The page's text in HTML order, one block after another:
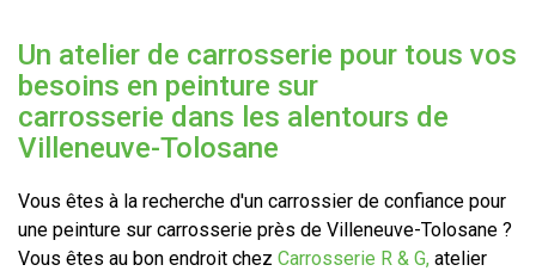
Un atelier de carrosserie pour tous vos
besoins en peinture sur
carrosserie dans les alentours de
Villeneuve-Tolosane
Vous êtes à la recherche d'un carrossier de confiance pour
une peinture sur carrosserie près de Villeneuve-Tolosane ?
Vous êtes au bon endroit chez Carrosserie R & G, atelier